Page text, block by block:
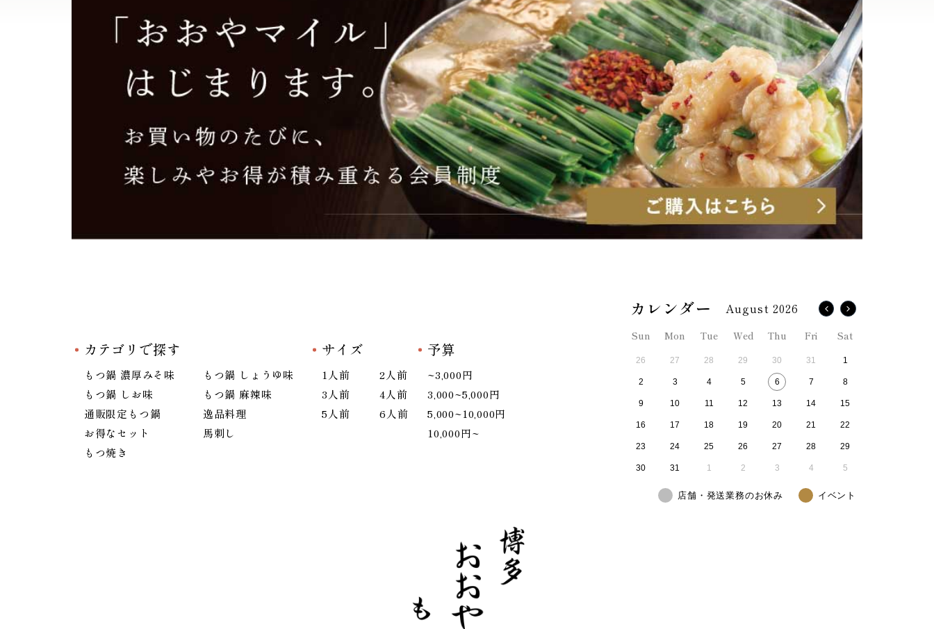
カテゴリで探す
もつ鍋 濃厚みそ味
もつ鍋 しょうゆ味
もつ鍋 しお味
もつ鍋 麻辣味
通販限定もつ鍋
逸品料理
お得なセット
馬刺し
もつ焼き
サイズ
1人前
2人前
3人前
4人前
5人前
6人前
予算
~3,000円
3,000~5,000円
5,000~10,000円
10,000円~
August 2026
Sun Mon Tue Wed Thu Fri Sat
26 27 28 29 30 31 1
2 3 4 5 6 7 8
9 10 11 12 13 14 15
16 17 18 19 20 21 22
23 24 25 26 27 28 29
30 31 1 2 3 4 5
店舗・発送業務のお休み イベント